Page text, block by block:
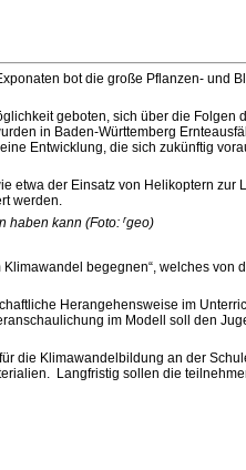
bot die große Pflanzen- und
geboten, sich über die Folgen
in Baden-Württemberg
Entwicklung, die sich zukünftig
etwa der Einsatz von Helikoptern zur
werden.
haben kann (Foto: rgeo)
begegnen“, welches von
Herangehensweise im
im Modell soll den
die Klimawandelbildung an der
Langfristig sollen die